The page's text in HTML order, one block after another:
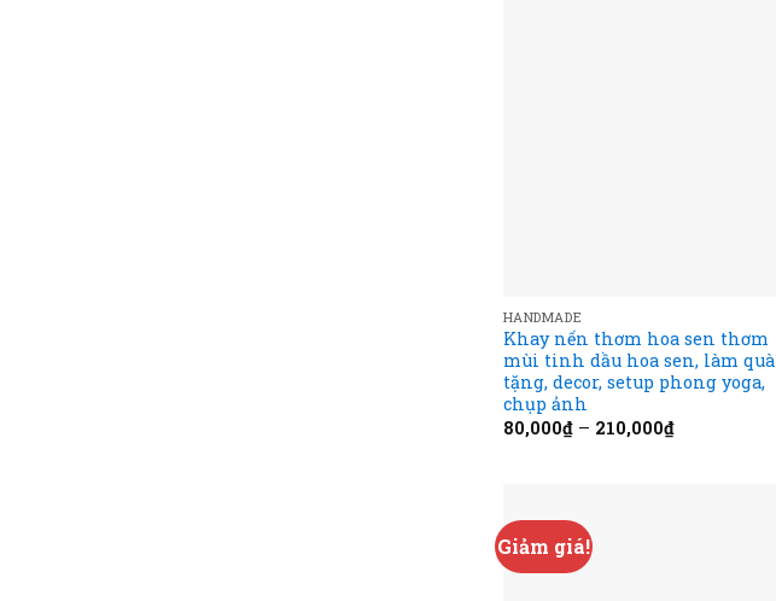
HANDMADE
Khay nến thơm hoa sen thơm
mùi tinh dầu hoa sen, làm quà
tặng, decor, setup phong yoga,
chụp ảnh
80,000₫– 210,000₫
Giảm giá!